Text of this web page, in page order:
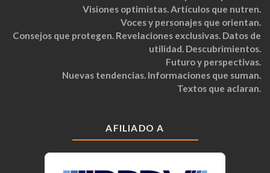
Visiones optimistas. Artículos que nutren.
Voces y personajes que orientan.
Consejos que protegen. Revelaciones exclusivas. Datos de
utilidad. Descubrimientos.
Futuro y perspectivas.
Nuevas tendencias. Informaciones que suman.
Textos que aclaran.
AFILIADO A